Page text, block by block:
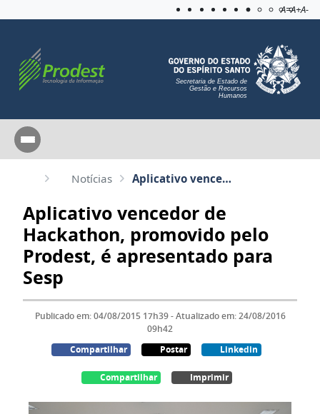
Aplicar
A=A+A-
Secretaria de Estado de
Gestão e Recursos
Humanos
Notícias Aplicativo vencedor de Hackathon, promovido pelo Prodest, é apresentado para Sesp
Aplicativo vencedor de
Hackathon, promovido pelo
Prodest, é apresentado para
Sesp
Publicado em: 04/08/2015 17h39 - Atualizado em: 24/08/2016
09h42
Compartilhar
Postar Linkedin
Compartilhar Imprimir